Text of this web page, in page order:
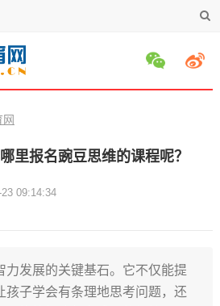
网
里报名豌豆思维的课程呢？
09:14:34
力发展的关键基石。它不仅能提
孩子学会有条理地思考问题，还